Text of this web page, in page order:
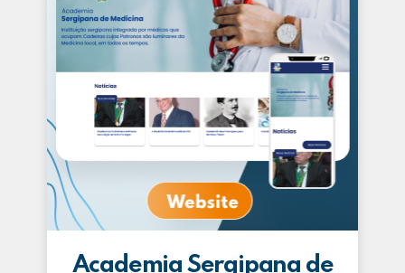
Academia Sergipana de